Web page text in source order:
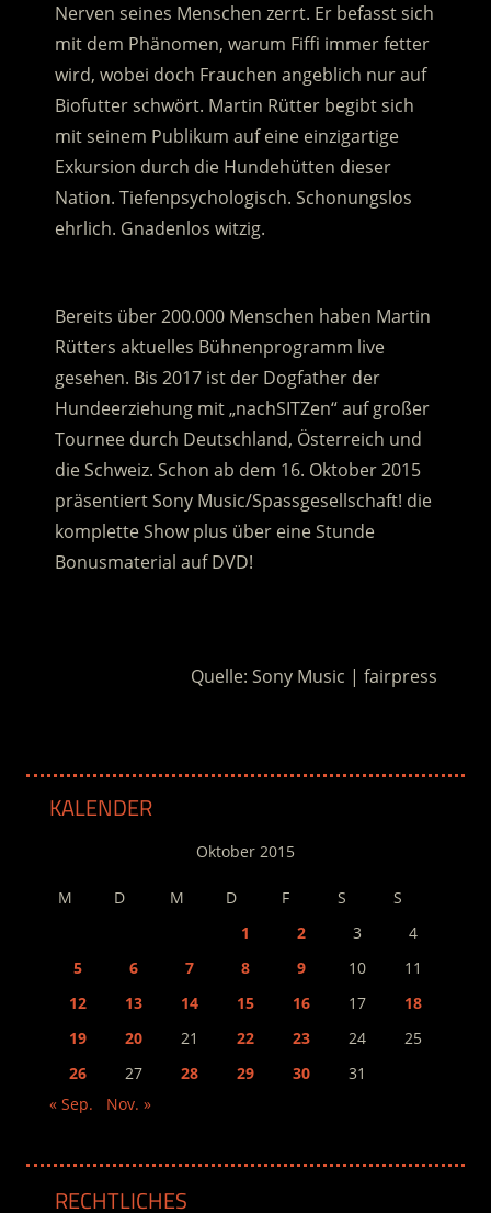
Nerven seines Menschen zerrt. Er befasst sich
mit dem Phänomen, warum Fiffi immer fetter
wird, wobei doch Frauchen angeblich nur auf
Biofutter schwört. Martin Rütter begibt sich
mit seinem Publikum auf eine einzigartige
Exkursion durch die Hundehütten dieser
Nation. Tiefenpsychologisch. Schonungslos
ehrlich. Gnadenlos witzig.
Bereits über 200.000 Menschen haben Martin
Rütters aktuelles Bühnenprogramm live
gesehen. Bis 2017 ist der Dogfather der
Hundeerziehung mit „nachSITZen“ auf großer
Tournee durch Deutschland, Österreich und
die Schweiz. Schon ab dem 16. Oktober 2015
präsentiert Sony Music/Spassgesellschaft! die
komplette Show plus über eine Stunde
Bonusmaterial auf DVD!
Quelle: Sony Music | fairpress
KALENDER
Oktober 2015
M D M D F S
S
1
2 3
4
5
6 7 8 9 10
11
12
13 14 15 16 17
18
19
20 21 22 23 24
25
26
27 28 29 30
31
« Sep.
Nov. »
RECHTLICHES